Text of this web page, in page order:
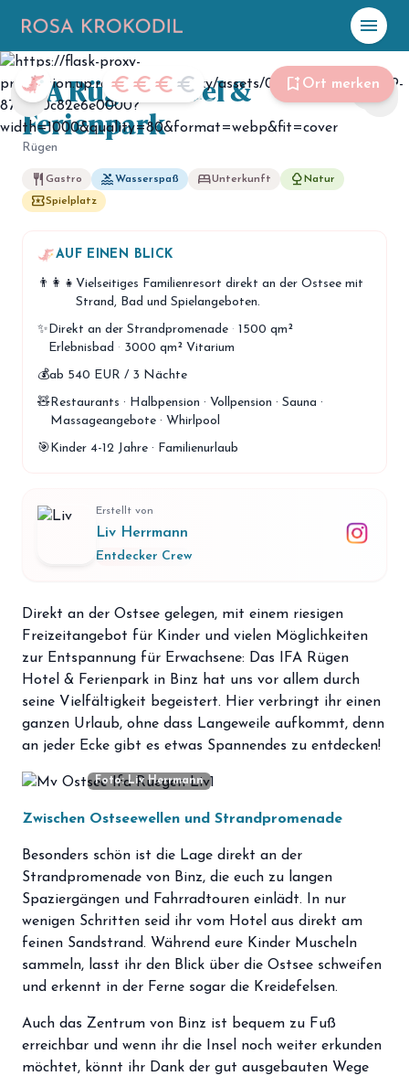
menu
☀️ Heute
Plane mit Kroki
celebration Events NEU
hotel Unterkünfte
Shop
handshake Partnerschaft
Entdecker Crew
login Anmelden / Registrieren
chevron_left chevron_right
bookmark_add Ort merken
euro euro euro euro
Foto: IFA Rügen Hotel & Ferienpark
IFA Rügen Hotel &
Ferienpark
Rügen
restaurant Gastro poolWasserspaß bedUnterkunft nature Natur
local_playSpielplatz
share
AUF EINEN BLICK
👨‍👩‍👧 Vielseitiges Familienresort direkt an der Ostsee mit
Strand, Bad und Spielangeboten.
✨Direkt an der Strandpromenade · 1500 qm²
Erlebnisbad · 3000 qm² Vitarium
💰ab 540 EUR / 3 Nächte
🧸Restaurants · Halbpension · Vollpension · Sauna ·
Massageangebote · Whirlpool
🎯Kinder 4-12 Jahre · Familienurlaub
Erstellt von
Liv Herrmann
Entdecker Crew
Direkt an der Ostsee gelegen, mit einem riesigen
Freizeitangebot für Kinder und vielen Möglichkeiten
zur Entspannung für Erwachsene: Das IFA Rügen
Hotel & Ferienpark in Binz hat uns vor allem durch
seine Vielfältigkeit begeistert. Hier verbringt ihr einen
ganzen Urlaub, ohne dass Langeweile aufkommt, denn
an jeder Ecke gibt es etwas Spannendes zu entdecken!
Foto: Liv Herrmann
Zwischen Ostseewellen und Strandpromenade
Besonders schön ist die Lage direkt an der
Strandpromenade von Binz, die euch zu langen
Spaziergängen und Fahrradtouren einlädt. In nur
wenigen Schritten seid ihr vom Hotel aus direkt am
feinen Sandstrand. Während eure Kinder Muscheln
sammeln, lasst ihr den Blick über die Ostsee schweifen
und erkennt in der Ferne sogar die Kreidefelsen.
Auch das Zentrum von Binz ist bequem zu Fuß
erreichbar und wenn ihr die Insel noch weiter erkunden
möchtet, könnt ihr Dank der gut ausgebauten Wege